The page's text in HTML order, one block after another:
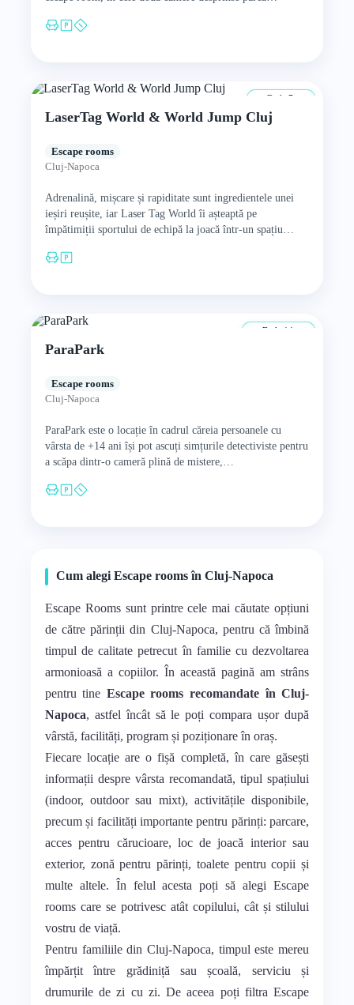
De la 7 ani
LaserTag World & World Jump Cluj
Escape rooms
Cluj-Napoca
Adrenalină, mișcare și rapiditate sunt ingredientele unei
ieșiri reușite, iar Laser Tag World îi așteaptă pe
împătimiții sportului de echipă la joacă într-un spațiu
De la 14 ani
ParaPark
Escape rooms
Cluj-Napoca
ParaPark este o locație în cadrul căreia persoanele cu
vârsta de +14 ani își pot ascuți simțurile detectiviste pentru
a scăpa dintr-o cameră plină de mistere,…
Cum alegi Escape rooms în Cluj-Napoca
Escape Rooms sunt printre cele mai căutate opțiuni
de către părinții din Cluj-Napoca, pentru că îmbină
timpul de calitate petrecut în familie cu dezvoltarea
armonioasă a copiilor. În această pagină am strâns
pentru tine Escape rooms recomandate în Cluj-
Napoca, astfel încât să le poți compara ușor după
vârstă, facilități, program și poziționare în oraș.
Fiecare locație are o fișă completă, în care găsești
informații despre vârsta recomandată, tipul spațiului
(indoor, outdoor sau mixt), activitățile disponibile,
precum și facilități importante pentru părinți: parcare,
acces pentru cărucioare, loc de joacă interior sau
exterior, zonă pentru părinți, toalete pentru copii și
multe altele. În felul acesta poți să alegi Escape
rooms care se potrivesc atât copilului, cât și stilului
vostru de viață.
Pentru familiile din Cluj-Napoca, timpul este mereu
împărțit între grădiniță sau școală, serviciu și
drumurile de zi cu zi. De aceea poți filtra Escape